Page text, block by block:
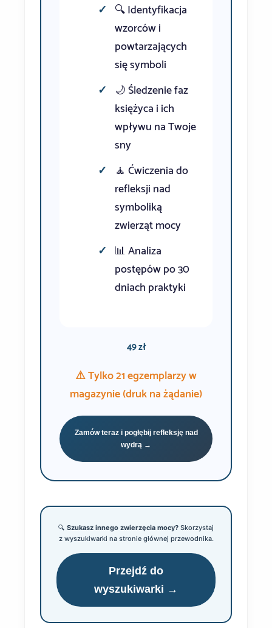
🔍 Identyfikacja
wzorców i
powtarzających
się symboli
🌙 Śledzenie faz
księżyca i ich
wpływu na Twoje
sny
🧘 Ćwiczenia do
refleksji nad
symboliką
zwierząt mocy
📊 Analiza
postępów po 30
dniach praktyki
49 zł
⚠️ Tylko 21 egzemplarzy w
magazynie (druk na żądanie)
Zamów teraz i pogłębij refleksję nad
wydrą →
🔍 Szukasz innego zwierzęcia mocy? Skorzystaj
z wyszukiwarki na stronie głównej przewodnika.
Przejdź do
wyszukiwarki →